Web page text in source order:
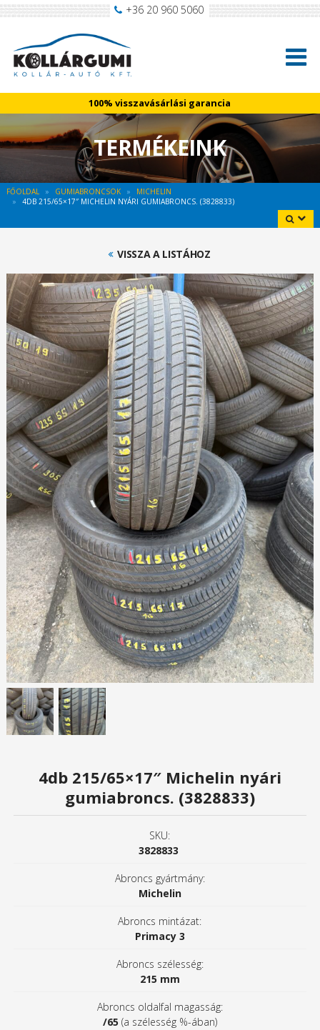
+36 20 960 5060
100% visszavásárlási garancia
TERMÉKEINK
FŐOLDAL GUMIABRONCSOK
MICHELIN
4DB 215/65×17″ MICHELIN NYÁRI GUMIABRONCS. (3828833)
VISSZA A LISTÁHOZ
4db 215/65×17″ Michelin nyári
gumiabroncs. (3828833)
SKU:
3828833
Abroncs gyártmány:
Michelin
Abroncs mintázat:
Primacy 3
Abroncs szélesség:
215 mm
Abroncs oldalfal magasság:
/65 (a szélesség %-ában)